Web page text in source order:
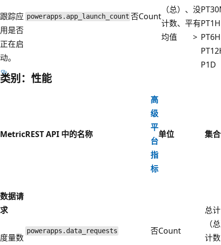
跟踪应
用是否
正在启
动。
powerapps.app_launch_count 否Count
（总）、
计数、平
均值
没
有
>
P1D
类别：性能
MetricREST API 中的名称
高
级
平
台
指
标
单位 集
数据请
求
度量数
powerapps.data_requests 否Count
总计
（
计